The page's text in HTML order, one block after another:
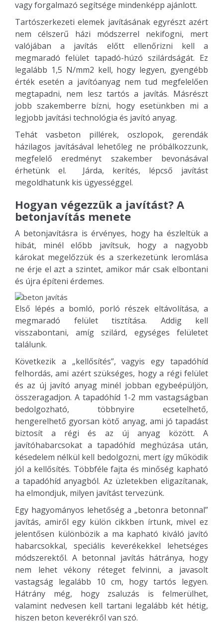
vagy forgalmazó segítsége mindenképp ajánlott.
Tartószerkezeti elemek javításának egyrészt azért
nem célszerű házi módszerrel nekifogni, mert
valójában a javítás előtt ellenőrizni kell a
megmaradó felület tapadó-húzó szilárdságát. Ez
legalább 1,5 N/mm2 kell, hogy legyen, gyengébb
érték esetén a javítóanyag nem tud megfelelően
megtapadni, nem lesz tartós a javítás. Másrészt
jobb szakemberre bízni, hogy esetünkben mi a
legjobb javítási technológia és javító anyag.
Tehát vasbeton pillérek, oszlopok, gerendák
házilagos javításával lehetőleg ne próbálkozzunk,
megfelelő eredményt szakember bevonásával
érhetünk el. Járda, kerítés, lépcső javítást
megoldhatunk kis ügyességgel.
Hogyan végezzük a javítást? A
betonjavítás menete
A betonjavításra is érvényes, hogy ha észleltük a
hibát, minél előbb javítsuk, hogy a nagyobb
károkat megelőzzük és a szerkezetünk leromlása
ne érje el azt a szintet, amikor már csak elbontani
és újra építeni érdemes.
Első lépés a bomló, porló részek eltávolítása, a
megmaradó felület tisztítása. Addig kell
visszabontani, amíg szilárd, egységes felületet
találunk.
Következik a „kellősítés”, vagyis egy tapadóhíd
felhordás, ami azért szükséges, hogy a régi felület
és az új javító anyag minél jobban egybeépüljön,
összeragadjon. A tapadóhíd 1-2 mm vastagságban
bedolgozható, többnyire ecsetelhető,
hengerelhető gyorsan kötő anyag, ami jó tapadást
biztosít a régi és az új anyag között. A
javítóhabarcsokat a tapadóhíd meghúzása után,
késedelem nélkül kell bedolgozni, mert így működik
jól a kellősítés. Többféle fajta és minőség kapható
a tapadóhíd anyagból. Az üzletekben eligazítanak,
ha elmondjuk, milyen javítást tervezünk.
Egy hagyományos lehetőség a „betonra betonnal”
javítás, amiről egy külön cikkben írtunk, mivel ez
jelentősen különbözik a ma kapható kiváló javító
habarcsokkal, speciális keverékekkel lehetséges
módszerektől. A betonnal javítás hátránya, hogy
nem lehet vékony réteget felvinni, a javasolt
vastagság legalább 10 cm, hogy tartós legyen.
Hátrány még, hogy zsaluzás is felmerülhet,
valamint nedvesen kell tartani legalább két hétig,
hiszen beton keverékről van szó.